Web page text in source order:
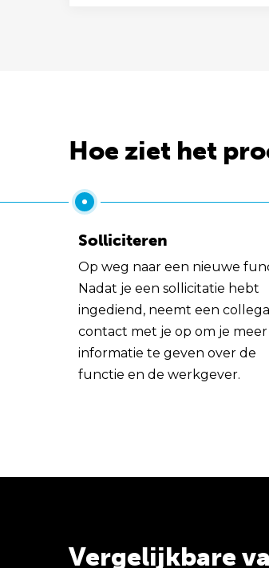
Hoe ziet het
Solliciteren
Op weg naar een nieuwe
Nadat je een sollicitatie hebt
ingediend, neemt een collega
contact met je op om je meer
informatie te geven over de
functie en de werkgever.
Vergelijkbare